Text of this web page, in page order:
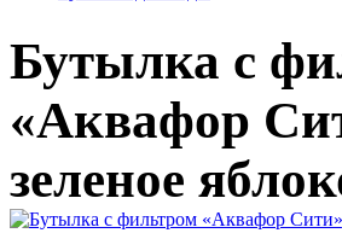
Бутылка с
«Аквафор
зеленое